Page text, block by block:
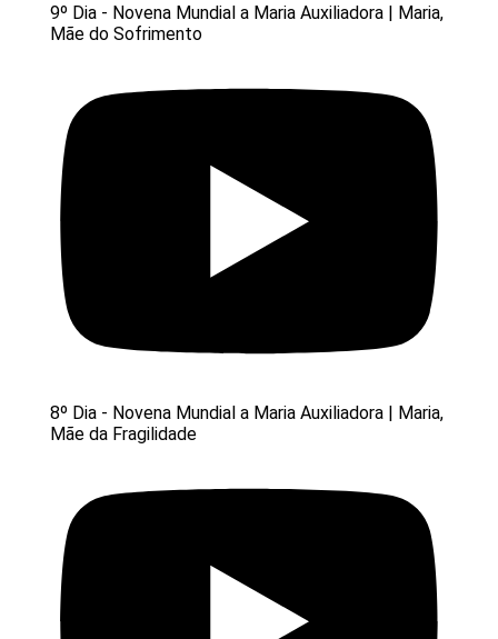
9º Dia - Novena Mundial a Maria Auxiliadora | Maria,
Mãe do Sofrimento
8º Dia - Novena Mundial a Maria Auxiliadora | Maria,
Mãe da Fragilidade